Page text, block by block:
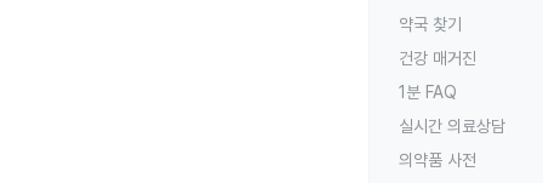
약국 찾기
건강 매거진
1분 FAQ
실시간 의료상담
의약품 사전